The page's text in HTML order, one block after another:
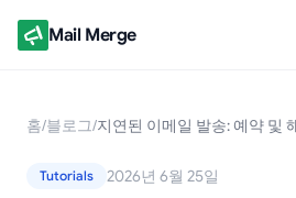
Mail Merge
홈/블로그/지연된 이메일 발송: 예약 및
Tutorials 2026년 6월 25일